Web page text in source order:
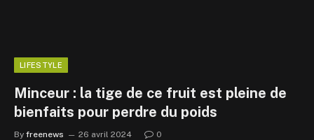
LIFESTYLE
Minceur : la tige de ce fruit est pleine de
bienfaits pour perdre du poids
By freenews 26 avril 2024 0